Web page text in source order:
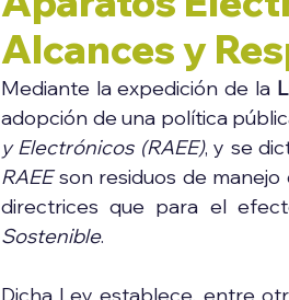
Alcances y
Mediante la expedición de la
adopción de una política
y Electrónicos (RAEE)
RAEE son residuos de manejo
directrices que para el
Sostenible.